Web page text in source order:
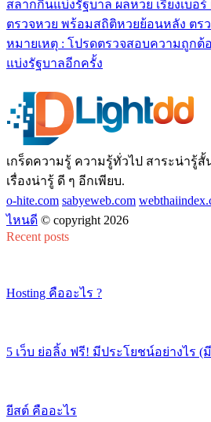
สลากกินแบ่งรัฐบาล ผลหวย เรียงเบอ
ตรวจหวย พร้อมสถิติหวยย้อนหลัง ตรว
หมายเหตุ : โปรดตรวจสอบความถูก
แบ่งรัฐบาลอีกครั้ง
เกร็ดความรู้ ความรู้ทั่วไป สาระน่ารู้สั้
เรื่องน่ารู้ ดี ๆ อีกเพียบ.
o-hite.com sabyeweb.com
ไหนดี © copyright 2026
Recent posts
Hosting คืออะไร ?
5 เว็บ ย่อลิ้ง ฟรี! มีประโยชน์อย่างไร (
ยีสต์ คืออะไร